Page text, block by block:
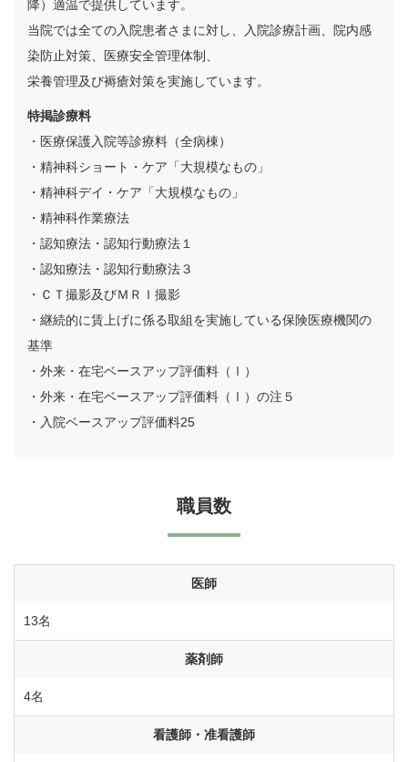
降）適温で提供しています。
当院では全ての入院患者さまに対し、入院診療計画、院内感
染防止対策、医療安全管理体制、
栄養管理及び褥瘡対策を実施しています。
特掲診療料
・医療保護入院等診療料（全病棟）
・精神科ショート・ケア「大規模なもの」
・精神科デイ・ケア「大規模なもの」
・精神科作業療法
・認知療法・認知行動療法１
・認知療法・認知行動療法３
・ＣＴ撮影及びＭＲＩ撮影
・継続的に賃上げに係る取組を実施している保険医療機関の
基準
・外来・在宅ベースアップ評価料（Ⅰ）
・外来・在宅ベースアップ評価料（Ⅰ）の注５
・入院ベースアップ評価料25
職員数
医師
13名
薬剤師
4名
看護師・准看護師